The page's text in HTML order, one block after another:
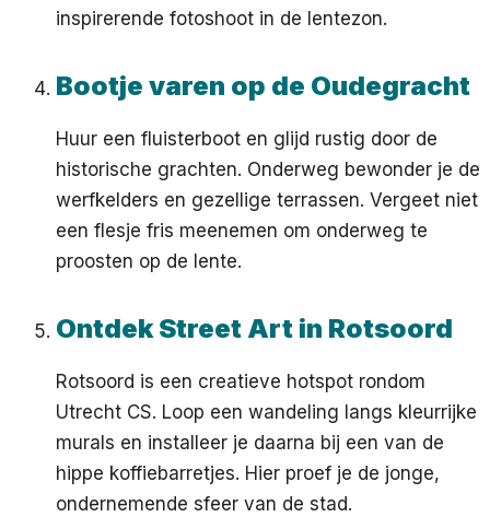
inspirerende fotoshoot in de lentezon.
Bootje varen op de Oudegracht
Huur een fluisterboot en glijd rustig door de
historische grachten. Onderweg bewonder je de
werfkelders en gezellige terrassen. Vergeet niet
een flesje fris meenemen om onderweg te
proosten op de lente.
Ontdek Street Art in Rotsoord
Rotsoord is een creatieve hotspot rondom
Utrecht CS. Loop een wandeling langs kleurrijke
murals en installeer je daarna bij een van de
hippe koffiebarretjes. Hier proef je de jonge,
ondernemende sfeer van de stad.